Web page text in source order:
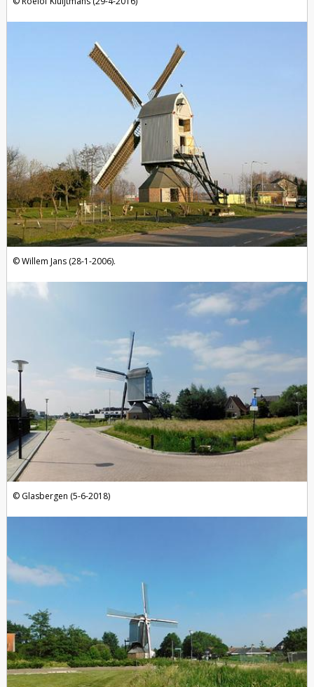
Willem Jans (28-1-2006).
Glasbergen (5-6-2018)